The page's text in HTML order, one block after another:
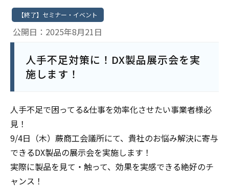
公開日：2025年8月21日
【終了】セミナー・イベント
人手不足対策に！DX製品展示会を実
施します！
人手不足で困ってる&仕事を効率化させたい事業者様必
見！
9/4日（木）蕨商工会議所にて、貴社のお悩み解決に寄与
できるDX製品の展示会を実施します！
実際に製品を見て・触って、効果を実感できる絶好のチ
ャンス！